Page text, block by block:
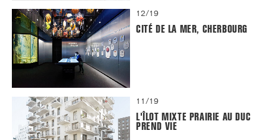
12/19
CITÉ DE LA MER, CHERBOURG
11/19
L'ÎLOT MIXTE PRAIRIE AU DUC
PREND VIE